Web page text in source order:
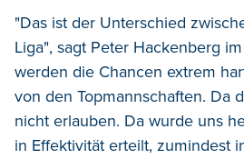
"Das ist der Unterschied
Liga", sagt Peter Hackenberg
werden die Chancen extrem
von den Topmannschaften. Da
nicht erlauben. Da wurde uns
in Effektivität erteilt, zumindest